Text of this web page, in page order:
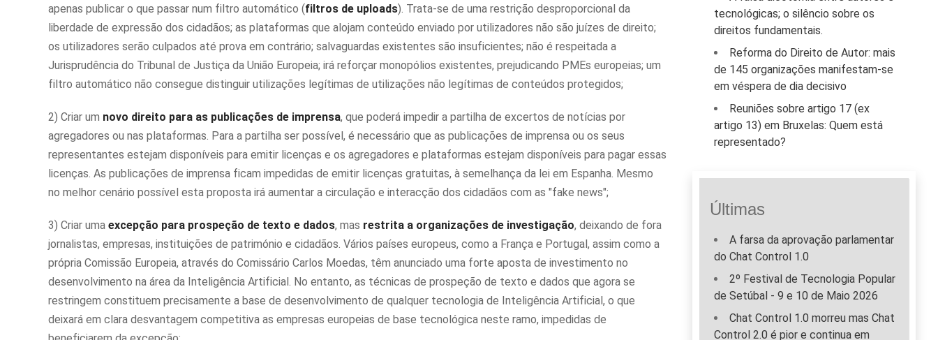
apenas publicar o que passar num filtro automático (filtros de uploads). Trata-se de uma restrição desproporcional da
liberdade de expressão dos cidadãos; as plataformas que alojam conteúdo enviado por utilizadores não são juízes de direito;
os utilizadores serão culpados até prova em contrário; salvaguardas existentes são insuficientes; não é respeitada a
Jurisprudência do Tribunal de Justiça da União Europeia; irá reforçar monopólios existentes, prejudicando PMEs europeias; um
filtro automático não consegue distinguir utilizações legítimas de utilizações não legítimas de conteúdos protegidos;
2) Criar um novo direito para as publicações de imprensa, que poderá impedir a partilha de excertos de notícias por
agregadores ou nas plataformas. Para a partilha ser possível, é necessário que as publicações de imprensa ou os seus
representantes estejam disponíveis para emitir licenças e os agregadores e plataformas estejam disponíveis para pagar essas
licenças. As publicações de imprensa ficam impedidas de emitir licenças gratuitas, à semelhança da lei em Espanha. Mesmo
no melhor cenário possível esta proposta irá aumentar a circulação e interacção dos cidadãos com as "fake news";
3) Criar uma excepção para prospeção de texto e dados, mas restrita a organizações de investigação, deixando de fora
jornalistas, empresas, instituições de património e cidadãos. Vários países europeus, como a França e Portugal, assim como a
própria Comissão Europeia, através do Comissário Carlos Moedas, têm anunciado uma forte aposta de investimento no
desenvolvimento na área da Inteligência Artificial. No entanto, as técnicas de prospeção de texto e dados que agora se
restringem constituem precisamente a base de desenvolvimento de qualquer tecnologia de Inteligência Artificial, o que
deixará em clara desvantagem competitiva as empresas europeias de base tecnológica neste ramo, impedidas de
tecnológicas; o silêncio sobre os
direitos fundamentais.
Reforma do Direito de Autor: mais
de 145 organizações manifestam-se
em véspera de dia decisivo
Reuniões sobre artigo 17 (ex
artigo 13) em Bruxelas: Quem está
representado?
Últimas
A farsa da aprovação parlamentar
do Chat Control 1.0
2º Festival de Tecnologia Popular
de Setúbal - 9 e 10 de Maio 2026
Chat Control 1.0 morreu mas Chat
Control 2.0 é pior e continua em